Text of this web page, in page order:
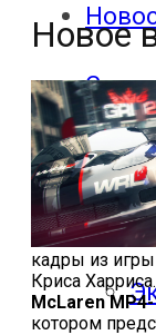
Новое
кадры из игры
Криса
McLaren
котором